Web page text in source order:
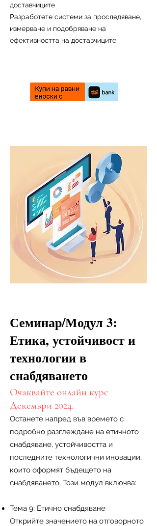
доставчиците
Разработете системи за проследяване,
измерване и подобряване на
ефективността на доставчиците.
Семинар/Модул 3:
Етика, устойчивост и
технологии в
снабдяването
Очаквайте онлайн курс
Декември 2024.
Останете напред във времето с
подробно разглеждане на етичното
снабдяване, устойчивостта и
последните технологични иновации,
които оформят бъдещето на
снабдяването. Този модул включва:
Тема 9: Етично снабдяване
Открийте значението на отговорното